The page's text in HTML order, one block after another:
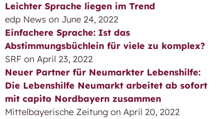
Leichter Sprache liegen im Trend
edp News on June 24, 2022
Einfachere Sprache: Ist das
Abstimmungsbüchlein für viele zu komplex?
SRF on April 23, 2022
Neuer Partner für Neumarkter Lebenshilfe:
Die Lebenshilfe Neumarkt arbeitet ab sofort
mit capito Nordbayern zusammen
Mittelbayerische Zeitung on April 20, 2022